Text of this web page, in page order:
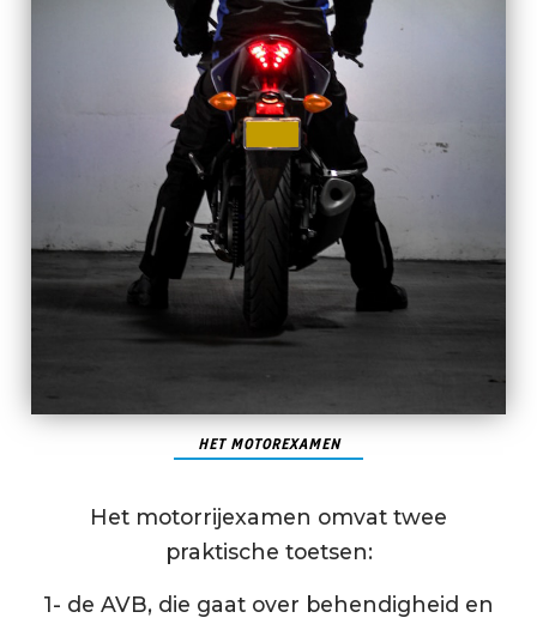
HET MOTOREXAMEN
Het motorrijexamen omvat twee
praktische toetsen:
1- de AVB, die gaat over behendigheid en